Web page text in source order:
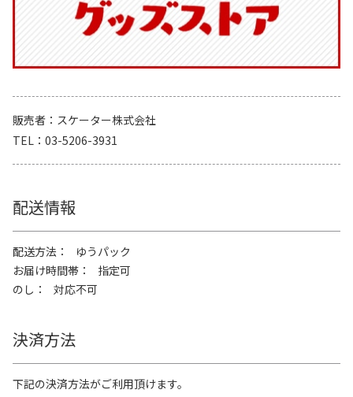
販売者
スケーター株式会社
TEL
03-5206-3931
配送情報
配送方法
ゆうパック
お届け時間帯
指定可
のし
対応不可
決済方法
下記の決済方法がご利用頂けます。